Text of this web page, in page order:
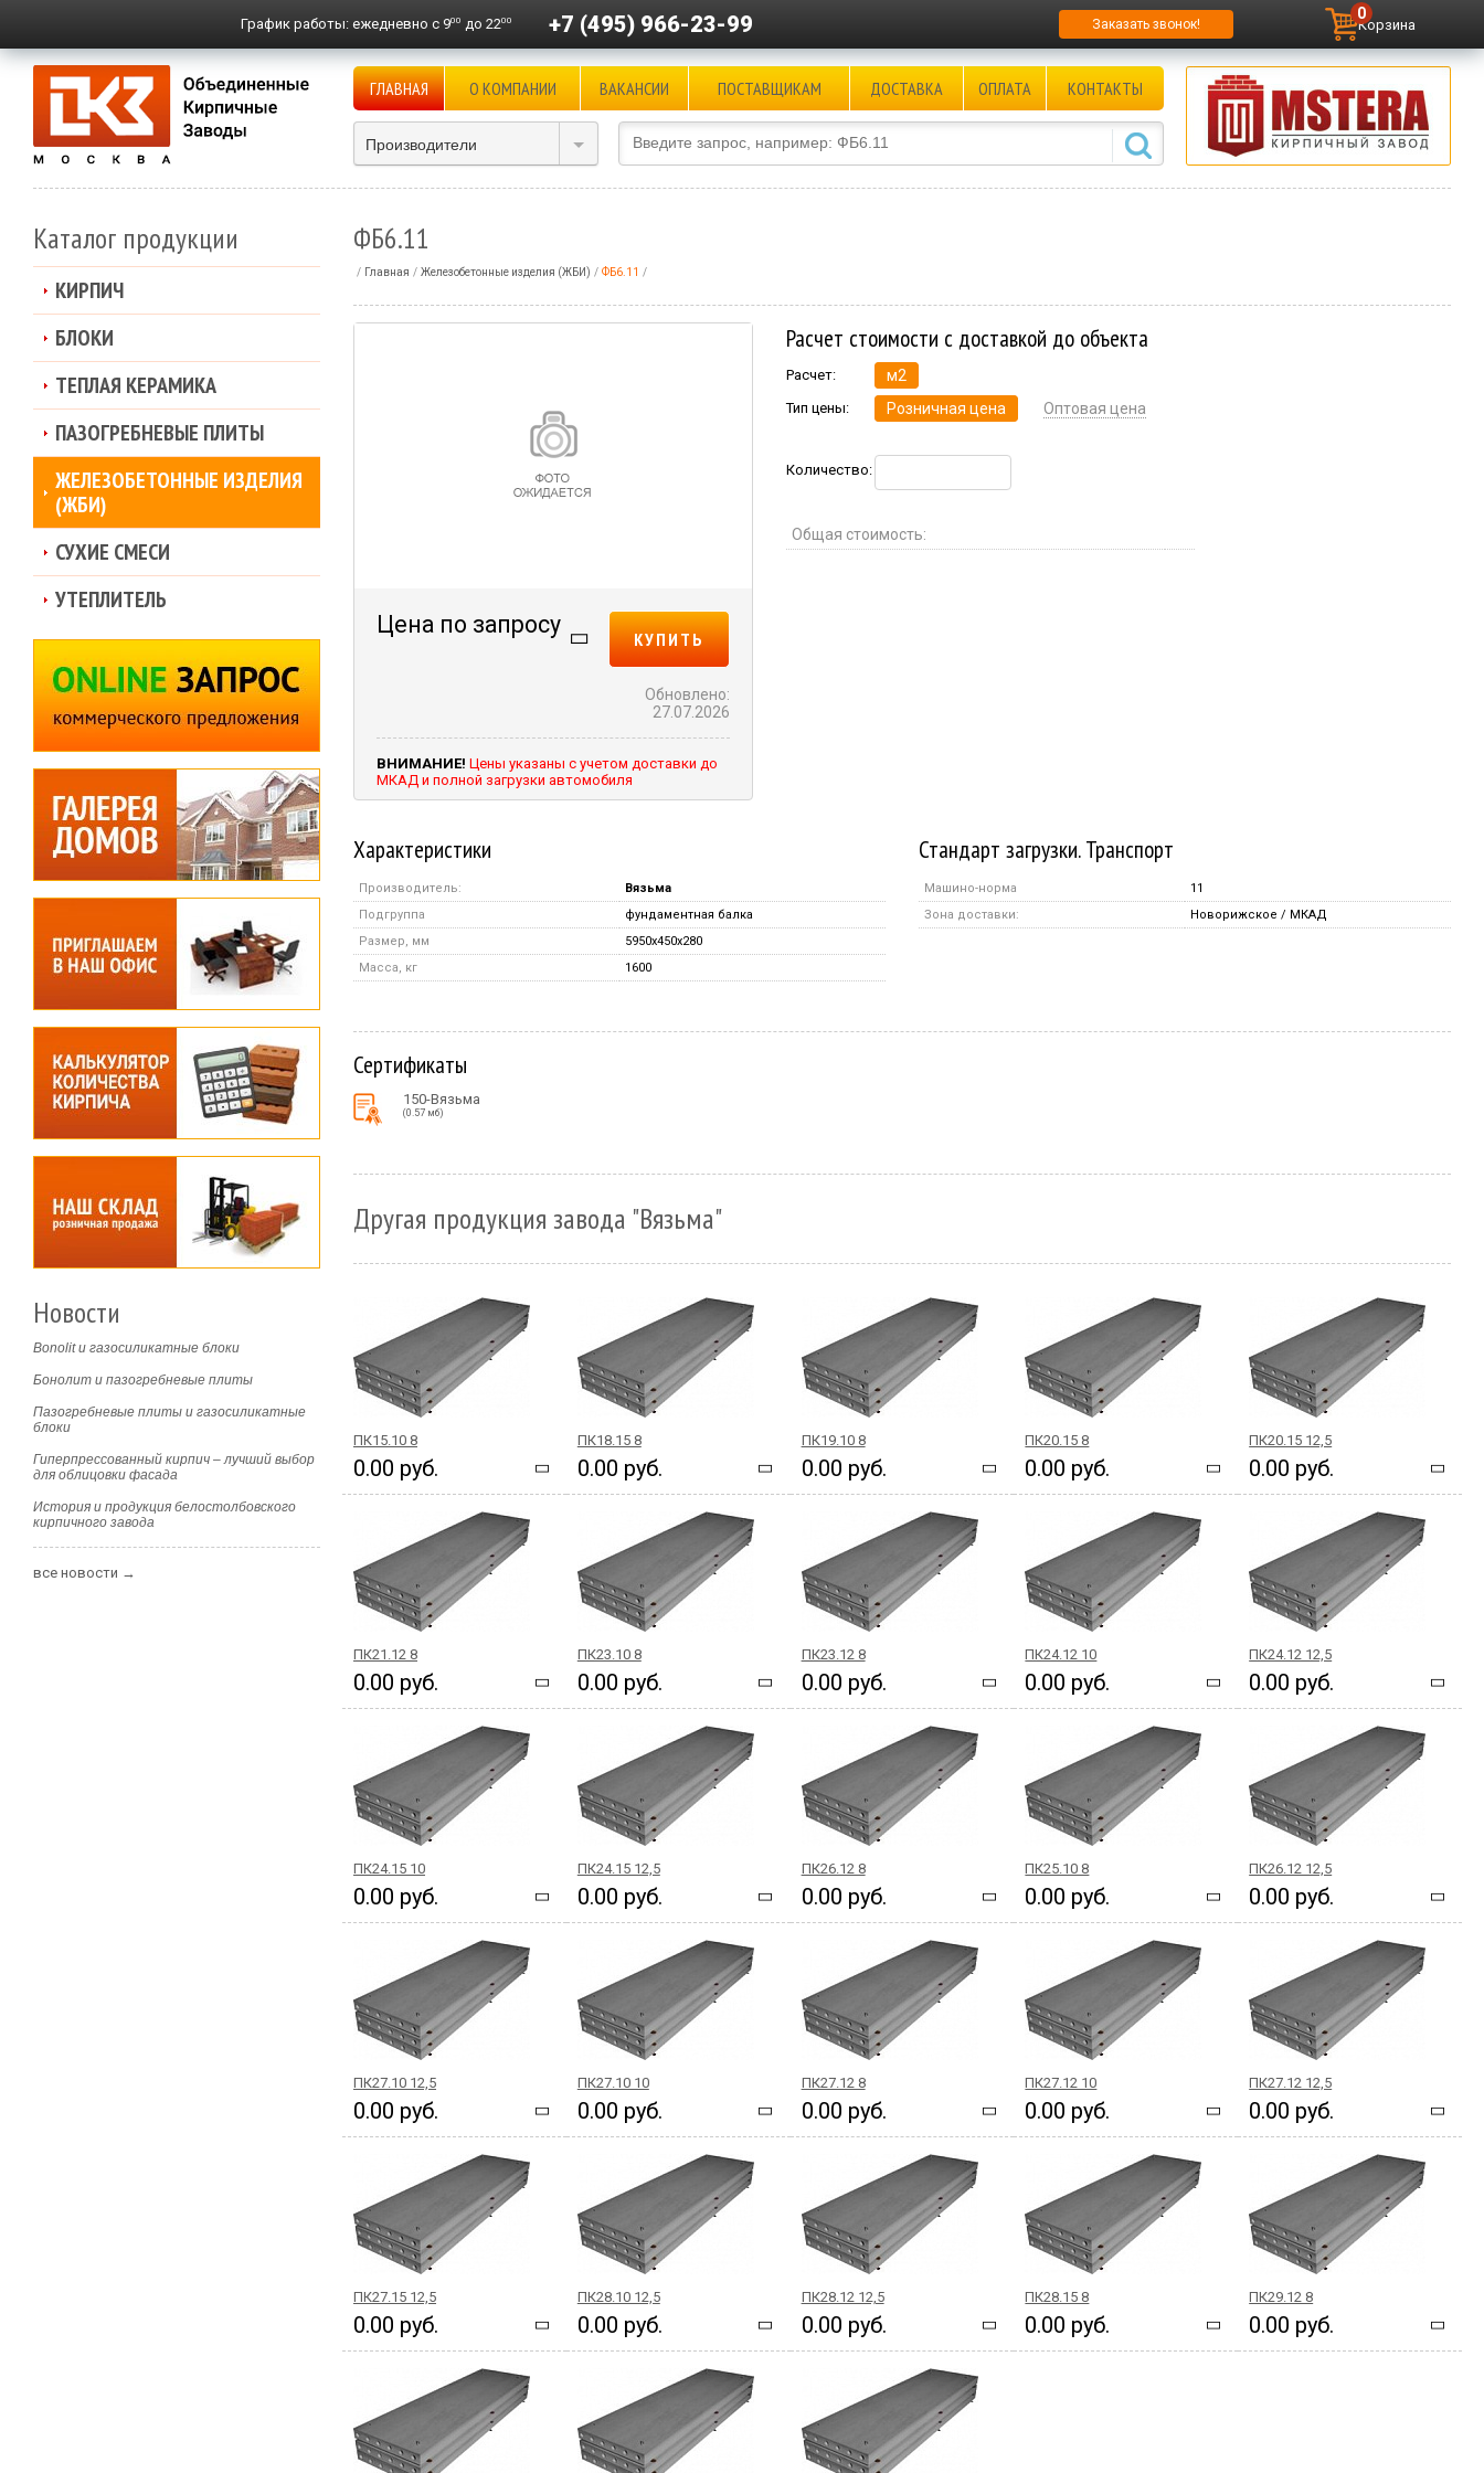
График работы: ежедневно с 900 до 2200 +7 (495) 966-23-99 Заказать звонок! Корзина
0
ГЛАВНАЯ О КОМПАНИИ ВАКАНСИИ ПОСТАВЩИКАМ ДОСТАВКА ОПЛАТА КОНТАКТЫ
Производители
ФБ6.11
Главная Железобетонные изделия (ЖБИ) ФБ6.11
Цена по запросу
КУПИТЬ
Обновлено:
27.07.2026
ВНИМАНИЕ! Цены указаны с учетом доставки до
МКАД и полной загрузки автомобиля
Расчет стоимости с доставкой до объекта
Расчет: м2
Тип цены: Розничная цена Оптовая цена
Количество:
Общая стоимость:
Характеристики
Производитель:
Вязьма
Подгруппа
фундаментная балка
Размер, мм
5950x450x280
Масса, кг
1600
Стандарт загрузки. Транспорт
Машино-норма
11
Зона доставки:
Новорижское / МКАД
Сертификаты
150-Вязьма
(0.57 мб)
Другая продукция завода "Вязьма"
ПК15.10 8
0.00 руб.
ПК18.15 8
0.00 руб.
ПК19.10 8
0.00 руб.
ПК20.15 8
0.00 руб.
ПК20.15 12,5
0.00 руб.
ПК21.12 8
0.00 руб.
ПК23.10 8
0.00 руб.
ПК23.12 8
0.00 руб.
ПК24.12 10
0.00 руб.
ПК24.12 12,5
0.00 руб.
ПК24.15 10
0.00 руб.
ПК24.15 12,5
0.00 руб.
ПК26.12 8
0.00 руб.
ПК25.10 8
0.00 руб.
ПК26.12 12,5
0.00 руб.
ПК27.10 12,5
0.00 руб.
ПК27.10 10
0.00 руб.
ПК27.12 8
0.00 руб.
ПК27.12 10
0.00 руб.
ПК27.12 12,5
0.00 руб.
ПК27.15 12,5
0.00 руб.
ПК28.10 12,5
0.00 руб.
ПК28.12 12,5
0.00 руб.
ПК28.15 8
0.00 руб.
ПК29.12 8
0.00 руб.
Каталог продукции
КИРПИЧ
БЛОКИ
ТЕПЛАЯ КЕРАМИКА
ПАЗОГРЕБНЕВЫЕ ПЛИТЫ
ЖЕЛЕЗОБЕТОННЫЕ ИЗДЕЛИЯ
(ЖБИ)
СУХИЕ СМЕСИ
УТЕПЛИТЕЛЬ
Новости
Bonolit и газосиликатные блоки
Бонолит и пазогребневые плиты
Пазогребневые плиты и газосиликатные
блоки
Гиперпрессованный кирпич – лучший выбор
для облицовки фасада
История и продукция белостолбовского
кирпичного завода
все новости →